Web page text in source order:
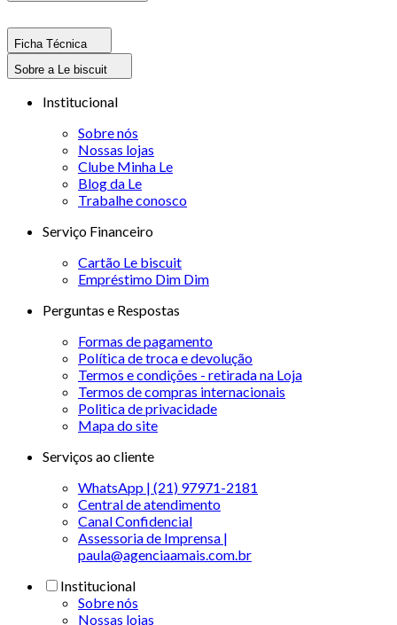
Ficha Técnica
Sobre a Le biscuit
Institucional
Sobre nós
Nossas lojas
Clube Minha Le
Blog da Le
Trabalhe conosco
Serviço Financeiro
Cartão Le biscuit
Empréstimo Dim Dim
Perguntas e Respostas
Formas de pagamento
Política de troca e devolução
Termos e condições - retirada na Loja
Termos de compras internacionais
Politica de privacidade
Mapa do site
Serviços ao cliente
WhatsApp | (21) 97971-2181
Central de atendimento
Canal Confidencial
Assessoria de Imprensa |
paula@agenciaamais.com.br
Institucional
Sobre nós
Nossas lojas